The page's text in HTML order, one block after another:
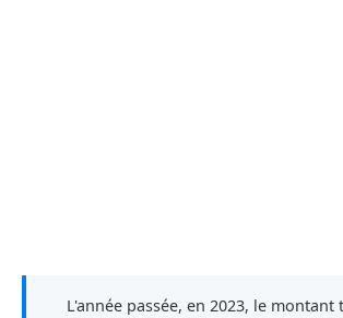
L'année passée, en 2023, le montant